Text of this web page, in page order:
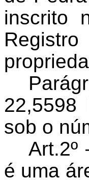
inscrito
22,5598
sob o
Art.2º
é uma